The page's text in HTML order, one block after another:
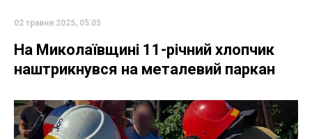
02 травня 2025, 05:05
На Миколаївщині 11-річний хлопчик
наштрикнувся на металевий паркан